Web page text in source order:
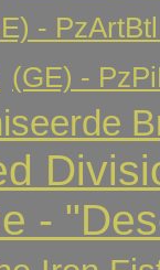
-
(GE) -
-